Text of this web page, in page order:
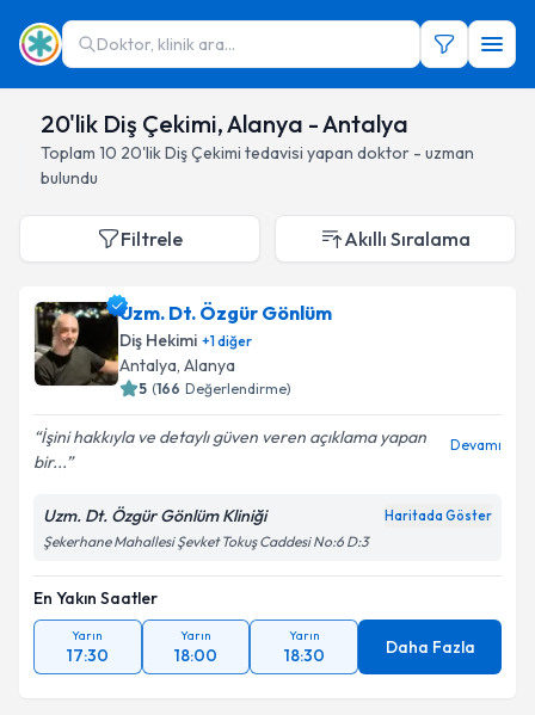
Doktor, klinik ara...
20'lik Diş Çekimi, Alanya - Antalya
Toplam 10 20'lik Diş Çekimi tedavisi yapan doktor - uzman
bulundu
Filtrele Akıllı Sıralama
Uzm. Dt. Özgür Gönlüm
Diş Hekimi +1diğer
Antalya, Alanya
5 (166 Değerlendirme)
İşini hakkıyla ve detaylı güven veren açıklama yapan
bir...
Devamı
Uzm. Dt. Özgür Gönlüm Kliniği Haritada Göster
Şekerhane Mahallesi Şevket Tokuş Caddesi No:6 D:3
En Yakın Saatler
Yarın
17:30
Yarın
18:00
Yarın
18:30 Daha Fazla